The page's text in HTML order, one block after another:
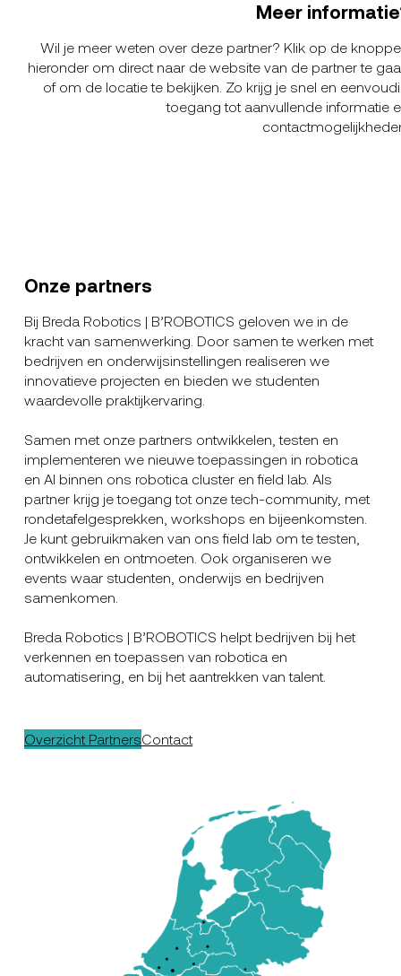
Meer
Wil je meer weten over deze partner? Klik op de
hieronder om direct naar de website van de partner te
of om de locatie te bekijken. Zo krijg je snel en
toegang tot aanvullende informatie
Onze partners
Bij Breda Robotics | B’ROBOTICS geloven we in de
kracht van samenwerking. Door samen te werken met
bedrijven en onderwijsinstellingen realiseren we
innovatieve projecten en bieden we studenten
waardevolle praktijkervaring.
Samen met onze partners ontwikkelen, testen en
implementeren we nieuwe toepassingen in robotica
en AI binnen ons robotica cluster en field lab. Als
partner krijg je toegang tot onze tech-community, met
rondetafelgesprekken, workshops en bijeenkomsten.
Je kunt gebruikmaken van ons field lab om te testen,
ontwikkelen en ontmoeten. Ook organiseren we
events waar studenten, onderwijs en bedrijven
samenkomen.
Breda Robotics | B’ROBOTICS helpt bedrijven bij het
verkennen en toepassen van robotica en
automatisering, en bij het aantrekken van talent.
Overzicht PartnersContact